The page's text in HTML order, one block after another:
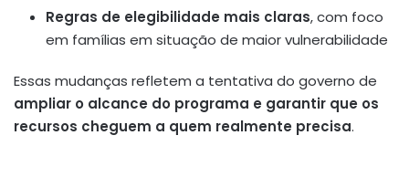
Regras de elegibilidade mais claras, com foco
em famílias em situação de maior vulnerabilidade
Essas mudanças refletem a tentativa do governo de
ampliar o alcance do programa e garantir que os
recursos cheguem a quem realmente precisa.